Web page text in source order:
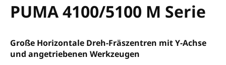
PUMA 4100/5100 M Serie
Große Horizontale Dreh-Fräszentren mit Y-Achse
und angetriebenen Werkzeugen